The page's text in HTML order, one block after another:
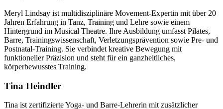
Meryl Lindsay ist multidisziplinäre Movement-Expertin mit über 20
Jahren Erfahrung in Tanz, Training und Lehre sowie einem
Hintergrund im Musical Theatre. Ihre Ausbildung umfasst Pilates,
Barre, Trainingswissenschaft, Verletzungsprävention sowie Pre- und
Postnatal-Training. Sie verbindet kreative Bewegung mit
funktioneller Präzision und steht für ein ganzheitliches,
körperbewusstes Training.
Tina Heindler
Tina ist zertifizierte Yoga- und Barre-Lehrerin mit zusätzlicher